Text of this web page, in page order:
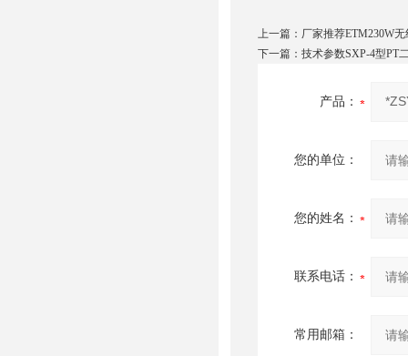
上一篇： 厂家推荐ETM230W
下一篇： 技术参数SXP-4型PT
产品：
您的单位：
您的姓名：
联系电话：
常用邮箱：